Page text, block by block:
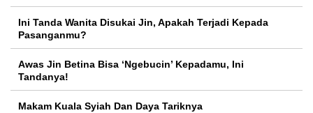
Ini Tanda Wanita Disukai Jin, Apakah Terjadi Kepada
Pasanganmu?
Awas Jin Betina Bisa ‘Ngebucin’ Kepadamu, Ini
Tandanya!
Makam Kuala Syiah Dan Daya Tariknya